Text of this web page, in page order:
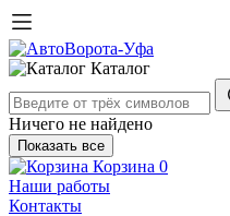
Каталог
Ничего не найдено
Показать все
Корзина 0
Наши работы
Контакты